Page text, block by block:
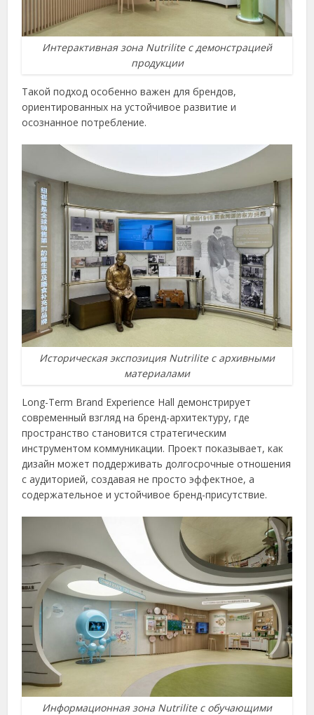
Интерактивная зона Nutrilite с демонстрацией
продукции
Такой подход особенно важен для брендов,
ориентированных на устойчивое развитие и
осознанное потребление.
Историческая экспозиция Nutrilite с архивными
материалами
Long-Term Brand Experience Hall демонстрирует
современный взгляд на бренд-архитектуру, где
пространство становится стратегическим
инструментом коммуникации. Проект показывает, как
дизайн может поддерживать долгосрочные отношения
с аудиторией, создавая не просто эффектное, а
содержательное и устойчивое бренд-присутствие.
Информационная зона Nutrilite с обучающими